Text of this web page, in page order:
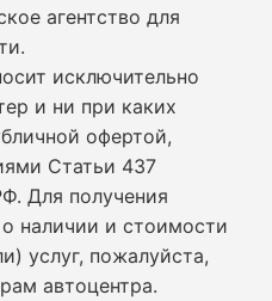
агентство для
исключительно
и ни при каких
офертой,
Статьи 437
Для получения
наличии и стоимости
услуг, пожалуйста,
автоцентра.